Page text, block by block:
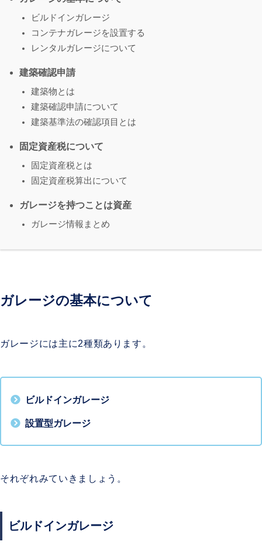
ビルドインガレージ
コンテナガレージを設置する
レンタルガレージについて
建築確認申請
建築物とは
建築確認申請について
建築基準法の確認項目とは
固定資産税について
固定資産税とは
固定資産税算出について
ガレージを持つことは資産
ガレージ情報まとめ
ガレージの基本について
ガレージには主に2種類あります。
ビルドインガレージ
設置型ガレージ
それぞれみていきましょう。
ビルドインガレージ